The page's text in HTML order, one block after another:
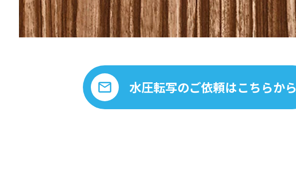
水圧転写のご依頼はこちらから